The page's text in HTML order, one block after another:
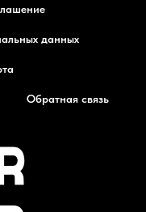
данных
Обратная связь